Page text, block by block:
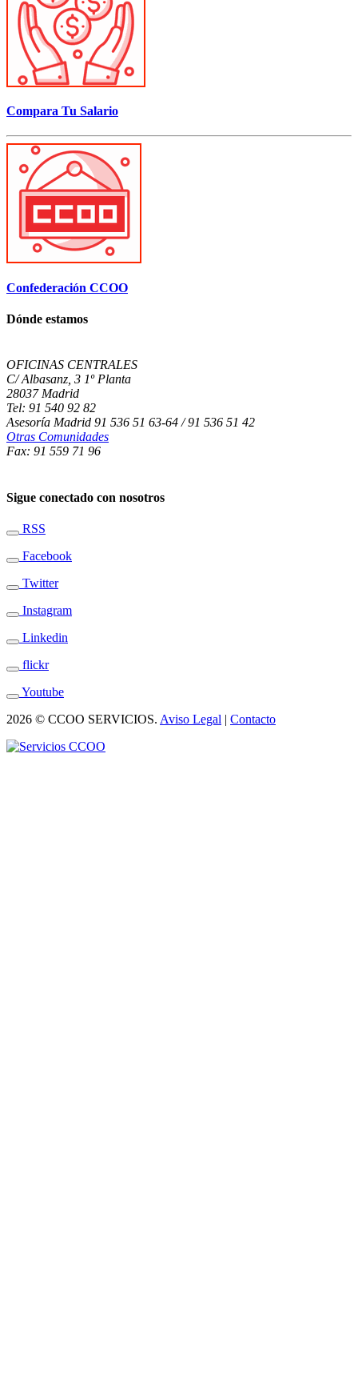
Compara Tu Salario
Confederación CCOO
Dónde estamos
OFICINAS CENTRALES
C/ Albasanz, 3 1º Planta
28037 Madrid
Tel: 91 540 92 82
Asesoría Madrid 91 536 51 63-64 / 91 536 51 42
Otras Comunidades
Fax: 91 559 71 96
Sigue conectado con nosotros
RSS
Facebook
Twitter
Instagram
Linkedin
flickr
Youtube
2026 © CCOO SERVICIOS. Aviso Legal | Contacto